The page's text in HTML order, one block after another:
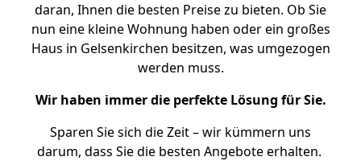
daran, Ihnen die besten Preise zu bieten. Ob Sie
nun eine kleine Wohnung haben oder ein großes
Haus in Gelsenkirchen besitzen, was umgezogen
werden muss.
Wir haben immer die perfekte Lösung für Sie.
Sparen Sie sich die Zeit – wir kümmern uns
darum, dass Sie die besten Angebote erhalten.